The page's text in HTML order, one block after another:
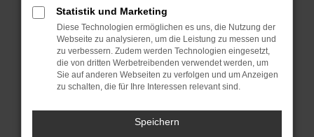
Starte dein Gerät neu.
Das kann manchmal helfen, vorübergehende
Probleme zu beheben.
Stelle sicher, dass dein Browser und dein
Betriebssystem auf dem neuesten Stand
sind.
Sicherheitsrisiko, sondern kann auch dazu
Statistik und Marketing
Diese Technologien ermöglichen es uns, die Nutzung der
Webseite zu analysieren, um die Leistung zu messen und
zu verbessern. Zudem werden Technologien eingesetzt,
die von dritten Werbetreibenden verwendet werden, um
Sie auf anderen Webseiten zu verfolgen und um Anzeigen
zu schalten, die für Ihre Interessen relevant sind.
Speichern